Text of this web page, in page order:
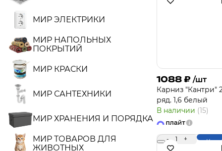
МИР ЭЛЕКТРИКИ
МИР НАПОЛЬНЫХ
ПОКРЫТИЙ
МИР КРАСКИ
МИР САНТЕХНИКИ
МИР ХРАНЕНИЯ И ПОРЯДКА
МИР ТОВАРОВ ДЛЯ
ЖИВОТНЫХ
1088 ₽ /шт
Карниз "Кантри"
ряд. 1,6 белый
В наличии (15)
- 1 +